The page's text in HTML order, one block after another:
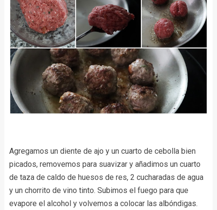
Agregamos un diente de ajo y un cuarto de cebolla bien
picados, removemos para suavizar y añadimos un cuarto
de taza de caldo de huesos de res, 2 cucharadas de agua
y un chorrito de vino tinto. Subimos el fuego para que
evapore el alcohol y volvemos a colocar las albóndigas.